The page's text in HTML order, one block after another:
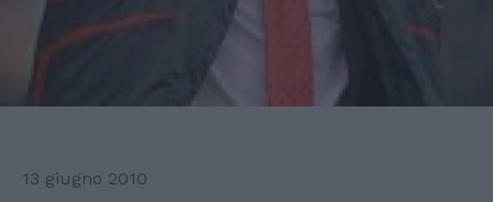
13 giugno 2010